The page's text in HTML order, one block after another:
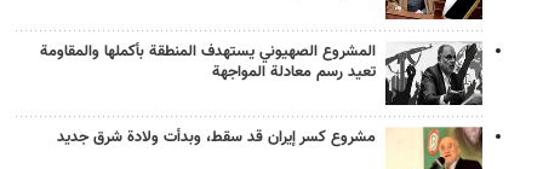
المشروع الصهيوني يستهدف المنطقة بأكملها والمقاومة
تعيد رسم معادلة المواجهة
مشروع كسر إيران قد سقط، وبدأت ولادة شرق جديد